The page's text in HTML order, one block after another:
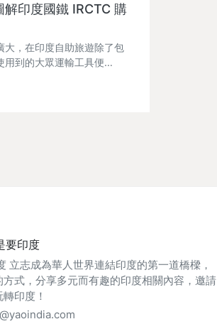
解印度國鐵 IRCTC 購
大，在印度自助旅遊除了包
用到的大眾運輸工具便…
要印度
立志成為華人世界連結印度的第一道橋樑，
式，分享多元而有趣的印度相關內容，邀請
印度！